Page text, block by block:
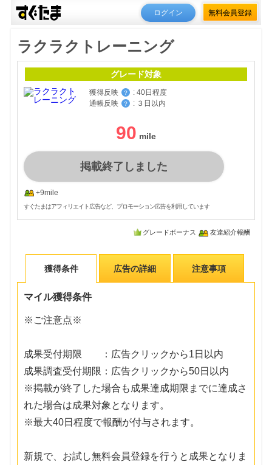
ログイン 無料会員登録
ラクラクトレーニング
グレード対象
獲得反映 ？ : 40日程度
通帳反映
？ : ３日以内
90
掲載終了しました
+9mile
すぐたまはアフィリエイト広告など、プロモーション広告を利用しています
グレードボーナス 友達紹介報酬
獲得条件 広告の詳細 注意事項
マイル獲得条件
※ご注意点※
成果受付期限 ：広告クリックから1日以内
成果調査受付期限：広告クリックから50日以内
※掲載が終了した場合も成果達成期限までに達成さ
れた場合は成果対象となります。
※最大40日程度で報酬が付与されます。
新規で、お試し無料会員登録を行うと成果となりま